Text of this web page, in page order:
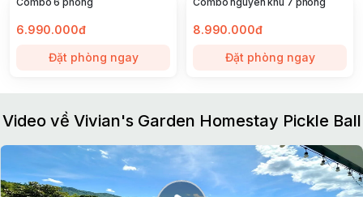
6.990.000đ
Đặt phòng ngay
8.990.000đ
Đặt phòng ngay
Video về Vivian's Garden Homestay Pickle Ball